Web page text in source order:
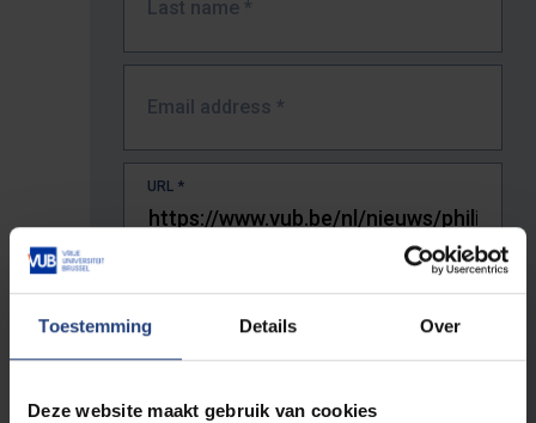
Toestemming Details Over
Deze website maakt gebruik van cookies
Last name *
Email address *
URL *
The full URL of the page where you encountered the error.